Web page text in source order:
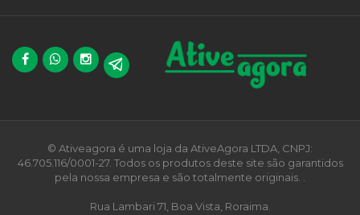
© Ativeagora é uma loja da AtiveAgora LTDA, CNPJ:
46.705.116/0001-27. Todos os produtos deste site são garantidos
pela nossa empresa e são totalmente originais. .
Rua Lambari 71, Boa Vista, Roraima.